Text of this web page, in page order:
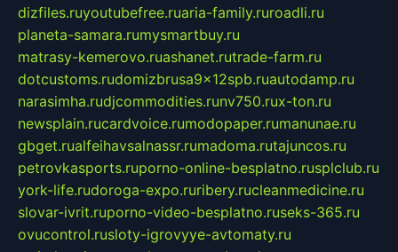
dizfiles.ruyoutubefree.ruaria-family.ruroadli.ru
planeta-samara.rumysmartbuy.ru
matrasy-kemerovo.ruashanet.rutrade-farm.ru
dotcustoms.rudomizbrusa9x12spb.ruautodamp.ru
narasimha.rudjcommodities.runv750.rux-ton.ru
newsplain.rucardvoice.rumodopaper.rumanunae.ru
gbget.rualfeihavsalnassr.rumadoma.rutajuncos.ru
petrovkasports.ruporno-online-besplatno.rusplclub.ru
york-life.rudoroga-expo.ruribery.rucleanmedicine.ru
slovar-ivrit.ruporno-video-besplatno.ruseks-365.ru
ovucontrol.rusloty-igrovyye-avtomaty.ru